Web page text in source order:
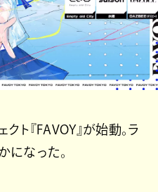
ト『FAVOY』が始動。ラ
になった。